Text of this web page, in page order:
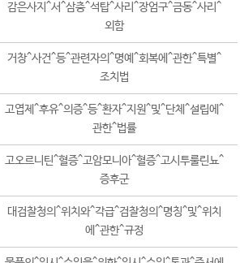
감은사지^서^삼층^석탑^사리^장엄구^금동^사리^
외함
거창^사건^등^관련자의^명예^회복에^관한^특별^
조치법
고엽제^후유^의증^등^환자^지원^및^단체^설립에^
관한^법률
고오르니틴^혈증^고암모니아^혈증^고시투룰린뇨^
증후군
대검찰청의^위치와^각급^검찰청의^명칭^및^위치
에^관한^규정